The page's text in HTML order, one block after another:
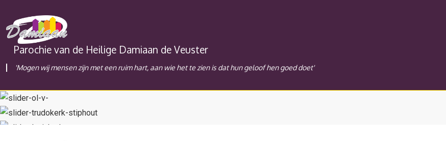
Parochie van de Heilige Damiaan de Veuster
'Mogen wij mensen zijn met een ruim hart, aan wie het te zien is dat hun geloof hen goed doet'